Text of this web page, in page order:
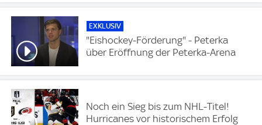
EXKLUSIV
"Eishockey-Förderung" - Peterka
über Eröffnung der Peterka-Arena
Noch ein Sieg bis zum NHL-Titel!
Hurricanes vor historischem Erfolg